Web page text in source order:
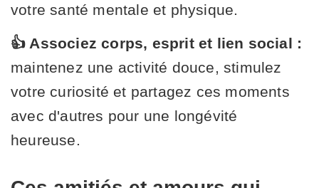
votre santé mentale et physique.
👍 Associez corps, esprit et lien social :
maintenez une activité douce, stimulez
votre curiosité et partagez ces moments
avec d'autres pour une longévité
heureuse.